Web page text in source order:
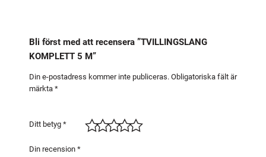
Bli först med att recensera ”TVILLINGSLANG
KOMPLETT 5 M”
Din e-postadress kommer inte publiceras. Obligatoriska fält är
märkta *
Ditt betyg *
Din recension *